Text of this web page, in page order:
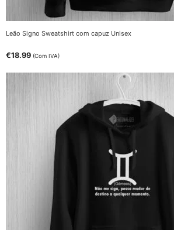
Leão Signo Sweatshirt com capuz Unisex
€18.99 (Com IVA)